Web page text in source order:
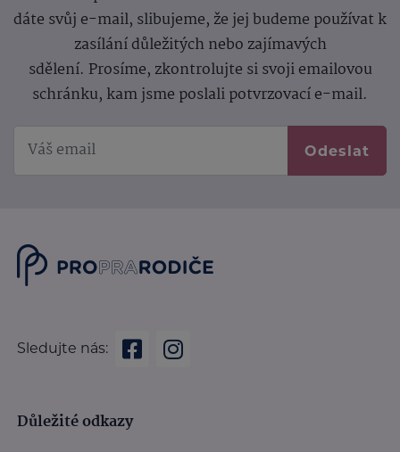
dáte svůj e-mail, slibujeme, že jej budeme používat k
zasílání důležitých nebo zajímavých
sdělení. Prosíme, zkontrolujte si svoji emailovou
schránku, kam jsme poslali potvrzovací e-mail.
Odeslat
Sledujte nás:
Důležité odkazy